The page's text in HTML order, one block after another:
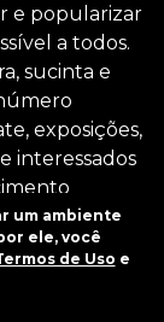
e popularizar
a todos.
sucinta e
exposições,
interessados
um ambiente
ele, você
de Uso e